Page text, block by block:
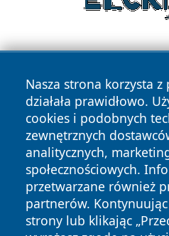
Nasza strona korzysta
działała prawidłowo.
cookies i podobnych
zewnętrznych
analitycznych,
społecznościowych.
przetwarzane również
partnerów.
strony lub klikając
Copyright © 2026
zastrzeżone.
News Autorzy
Polityka